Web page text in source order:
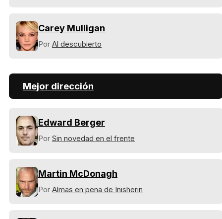
Carey Mulligan
Por Al descubierto
Mejor dirección
Edward Berger
Por Sin novedad en el frente
Martin McDonagh
Por Almas en pena de Inisherin